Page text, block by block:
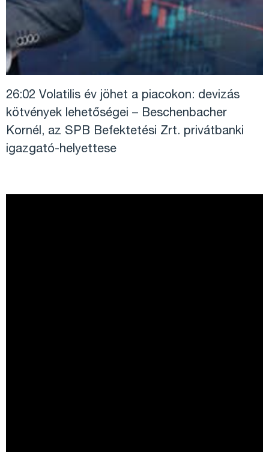
26:02 Volatilis év jöhet a piacokon: devizás
kötvények lehetőségei – Beschenbacher
Kornél, az SPB Befektetési Zrt. privátbanki
igazgató-helyettese